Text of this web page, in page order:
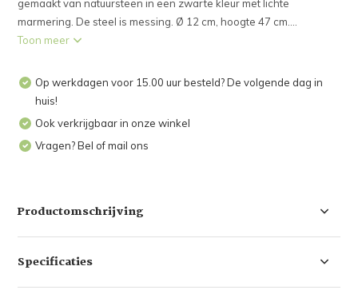
gemaakt van natuursteen in een zwarte kleur met lichte
marmering. De steel is messing. Ø 12 cm, hoogte 47 cm....
Toon meer
Op werkdagen voor 15.00 uur besteld? De volgende dag in
huis!
Ook verkrijgbaar in onze winkel
Vragen? Bel of mail ons
Productomschrijving
Specificaties